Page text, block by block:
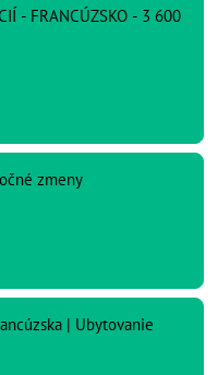
- FRANCÚZSKO - 3 600
zmeny
| Ubytovanie